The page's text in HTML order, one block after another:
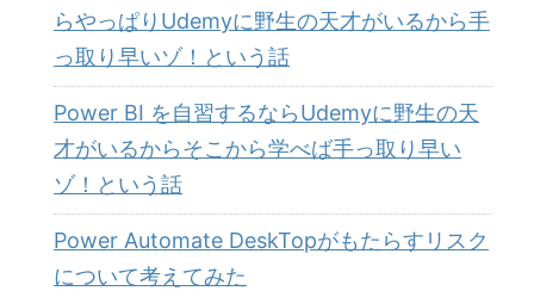
らやっぱりUdemyに野生の天才がいるから手
っ取り早いゾ！という話
Power BI を自習するならUdemyに野生の天
才がいるからそこから学べば手っ取り早い
ゾ！という話
Power Automate DeskTopがもたらすリスク
について考えてみた